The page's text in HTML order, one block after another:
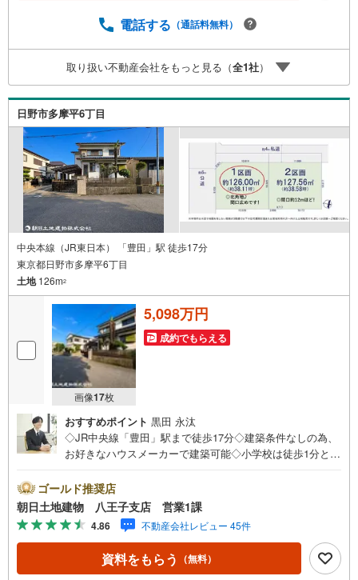
物件も多数ございます！ご案内時に他物件もご紹介可能で
社など、ご相談ください。ご希望があれば周辺環境、お客
様の希望に合わせた物件などもご案内をいたします。お住
まい探しは朝日土地建物（株）八王子店 営業3課にお任せ
ください！
電話する （通話料無料）
取り扱い不動産会社をもっと見る（全1社）
日野市多摩平6丁目
中央本線（JR東日本） 「豊田」駅 徒歩17分
東京都日野市多摩平6丁目
土地126m2
画像17枚
5,098万円
成約でもらえる
おすすめポイント 黒田 永汰
◇JR中央線「豊田」駅まで徒歩17分◇建築条件なしの為、
お好きなハウスメーカーで建築可能◇小学校は徒歩1分とお
地内、陽当り良好、現況更地です※バザール会場には、ベビ
ーベッドや キッズスペースをご用意しております。 小
さなお子様連れでも、安心してご来場ください！資料請
求、住宅ローンのご相談などお気軽にお問合せください！
スタッフ25名でお客様がご覧になったことのない情報を多
数ご用意しております。インターネット、チラシなどに掲
ゴールド推奨店
朝日土地建物 八王子支店 営業1課
4.86 不動産会社レビュー 45件
資料をもらう （無料）